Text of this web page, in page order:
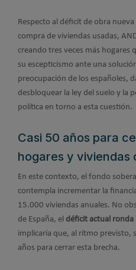
Respecto al déficit de obra
compra de viviendas usadas,
creando tres veces más hogares
su escepticismo ante una
preocupación de los españoles,
desbloquear la ley del suelo y la
política en torno a esta cuestión.
Casi 50 años para
hogares y viviendas
En este contexto, el fondo
contempla incrementar la
15.000 viviendas anuales. No
de España, el déficit actual
implicaría que, al ritmo previsto,
años para cerrar esta brecha.